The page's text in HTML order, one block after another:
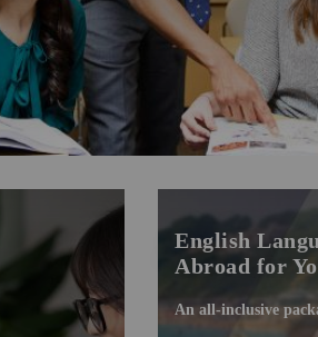
English
Abroad for
An all-inclusive